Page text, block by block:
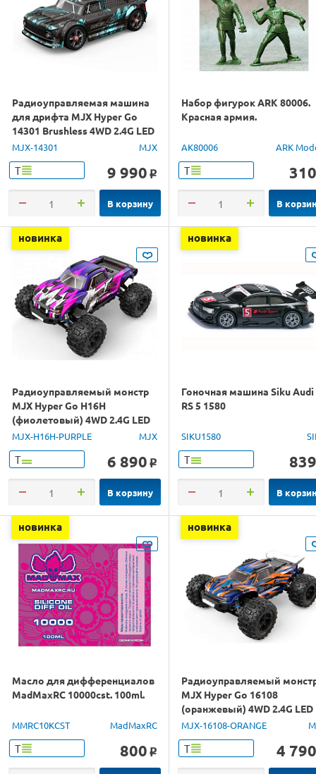
Радиоуправляемая машина
для дрифта MJX Hyper Go
14301 Brushless 4WD 2.4G LED
1/14 RTR
MJX-14301 MJX
Т 9 990 o
В корзину
Набор фигурок ARK 80006.
Красная армия.
AK80006 ARK
Т 310
В
новинка
Радиоуправляемый монстр
MJX Hyper Go H16H
(фиолетовый) 4WD 2.4G LED
GPS 1/16 RTR
MJX-H16H-PURPLE MJX
Т 6 890 o
В корзину
новинка
Гоночная машина Siku Audi
RS 5 1580
SIKU1580
Т 839
В
новинка
Масло для дифференциалов
MadMaxRC 10000cst. 100ml.
MMRC10KCST MadMaxRC
Т 800 o
новинка
Радиоуправляемый
MJX Hyper Go 16108
(оранжевый) 4WD 2.4G LED
1/16 RTR
MJX-16108-ORANGE
Т 4 790